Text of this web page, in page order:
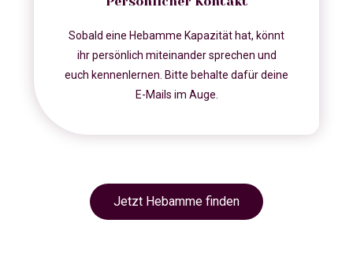
Sobald eine Hebamme Kapazität hat, könnt
ihr persönlich miteinander sprechen und
euch kennenlernen. Bitte behalte dafür deine
E-Mails im Auge.
Jetzt Hebamme finden